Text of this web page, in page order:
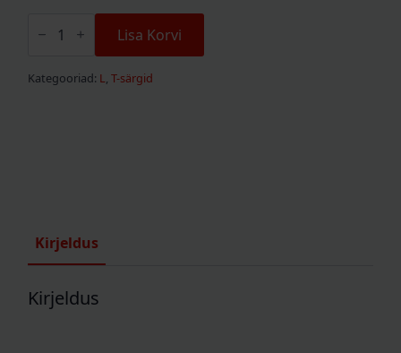
TS
kogus
Lisa Korvi
Kategooriad: L ,T-särgid
Kirjeldus
Kirjeldus